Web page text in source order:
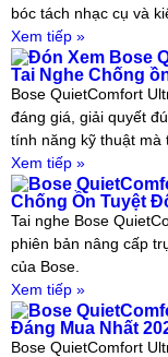
bóc tách nhạc cụ và
Xem tiếp »
Đón Xem Bose
Tai Nghe Chống
Bose QuietComfort
đáng giá, giải quyết
tính năng kỹ thuật mà
Xem tiếp »
Bose
Chống Ồn Tuyệt
Tai nghe Bose
phiên bản nâng cấp
của Bose.
Xem tiếp »
Bose
Đáng Mua Nhất
Bose QuietComfort